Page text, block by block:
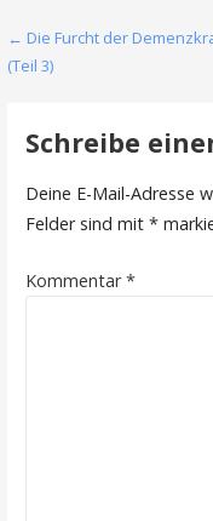
← Die Furcht der
(Teil 3)
Schreibe
Deine E-Mail-Adresse
Felder sind mit *
Kommentar*